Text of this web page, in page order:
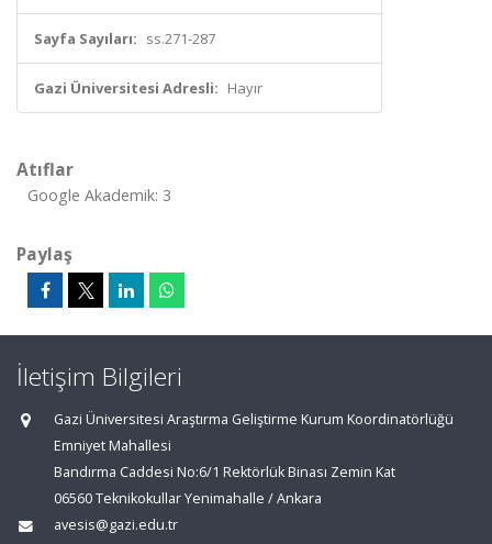
Sayfa Sayıları: ss.271-287
Gazi Üniversitesi Adresli: Hayır
Atıflar
Google Akademik: 3
Paylaş
İletişim Bilgileri
Gazi Üniversitesi Araştırma Geliştirme Kurum Koordinatörlüğü
Emniyet Mahallesi
Bandırma Caddesi No:6/1 Rektörlük Binası Zemin Kat
06560 Teknikokullar Yenimahalle / Ankara
avesis@gazi.edu.tr